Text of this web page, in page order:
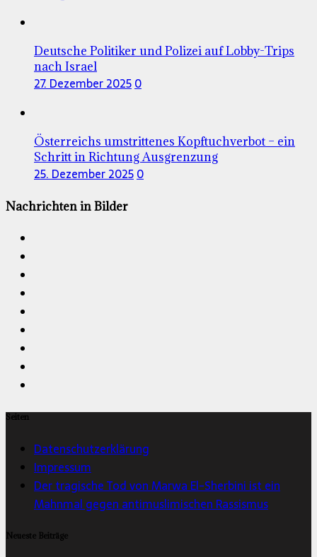
Deutsche Politiker und Polizei auf Lobby-Trips
nach Israel
27. Dezember 20250
Österreichs umstrittenes Kopftuchverbot – ein
Schritt in Richtung Ausgrenzung
25. Dezember 20250
Nachrichten in Bilder
Seiten
Datenschutzerklärung
Impressum
Der tragische Tod von Marwa El-Sherbini ist ein
Mahnmal gegen antimuslimischen Rassismus
Neueste Beiträge